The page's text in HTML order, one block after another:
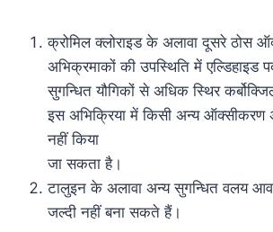
क्रोमिल क्लोराइड के अलावा दूसरे ठोस
अभिक्रमाकों की उपस्थिति में एल्डिहाइड
सुगन्धित यौगिकों से अधिक स्थिर
इस अभिक्रिया में किसी अन्य ऑक्सीकरण
नहीं किया
जा सकता है।
टालुइन के अलावा अन्य सुगन्धित वलय
जल्दी नहीं बना सकते हैं।